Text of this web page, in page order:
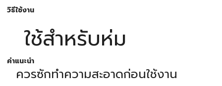
วิธีใช้งาน
ใช้สำหรับห่ม
คำแนะนำ
ควรซักทำความสะอาดก่อนใช้งาน